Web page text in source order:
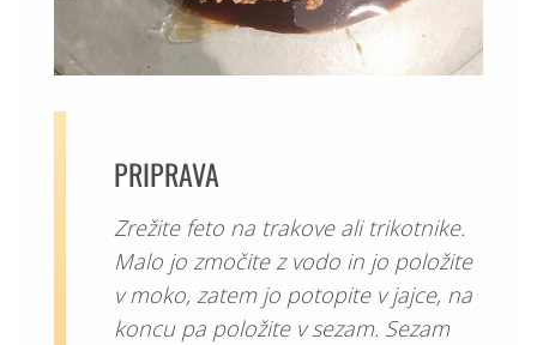
PRIPRAVA
Zrežite feto na trakove ali trikotnike.
Malo jo zmočite z vodo in jo položite
v moko, zatem jo potopite v jajce, na
koncu pa položite v sezam. Sezam